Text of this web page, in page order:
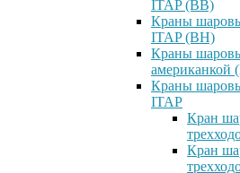
ITAP (ВВ)
Краны
ITAP (ВН)
Краны
американкой
Краны
ITAP
Кран
Кран